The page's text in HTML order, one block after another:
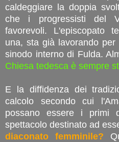
caldeggiare la doppia
che i progressisti del
favorevoli. L'episcopato
una, sta già lavorando
sinodo interno di Fulda.
Chiesa tedesca è sempre
E la diffidenza dei
calcolo secondo cui
possano essere i primi
spettacolo destinato ad
diaconato femminile?